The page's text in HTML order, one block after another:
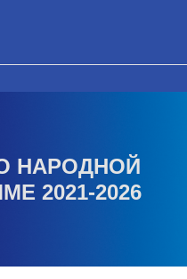
НАРОДНОЙ
2021-2026